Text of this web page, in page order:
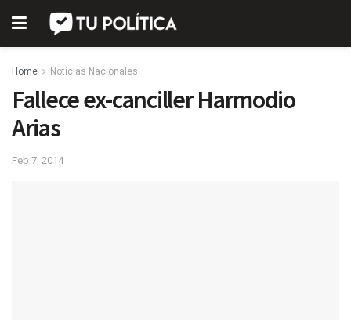
Home Noticias Nacionales
Fallece ex-canciller Harmodio
Arias
Feb 7, 2014